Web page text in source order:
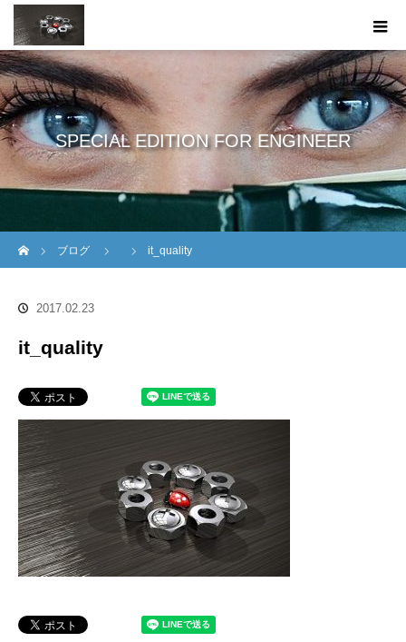
SPECIAL EDITION FOR ENGINEER
ブログ
it_quality
2017.02.23
it_quality